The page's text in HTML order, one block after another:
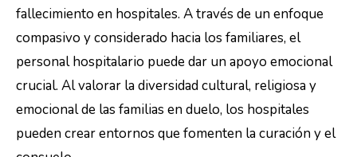
fallecimiento en hospitales. A través de un enfoque
compasivo y considerado hacia los familiares, el
personal hospitalario puede dar un apoyo emocional
crucial. Al valorar la diversidad cultural, religiosa y
emocional de las familias en duelo, los hospitales
pueden crear entornos que fomenten la curación y el